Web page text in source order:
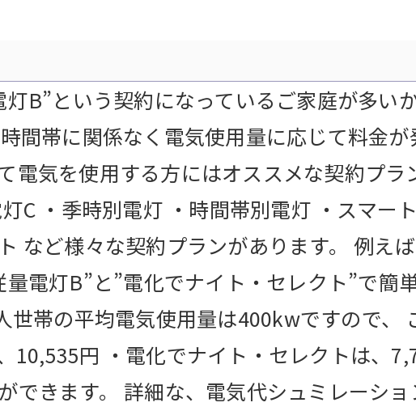
B”という契約になっているご家庭が多い
間帯に関係なく電気使用量に応じて料金が
電気を使用する方にはオススメな契約プラ
C ・季時別電灯 ・時間帯別電灯 ・スマー
など様々な契約プランがあります。 例え
電灯B”と”電化でナイト・セレクト”で簡
世帯の平均電気使用量は400kwですので、
10,535円 ・電化でナイト・セレクトは、
できます。 詳細な、電気代シュミレーシ